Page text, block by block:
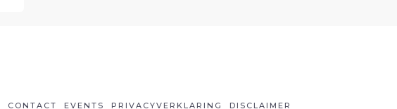
CONTACT EVENTS PRIVACYVERKLARING DISCLAIMER